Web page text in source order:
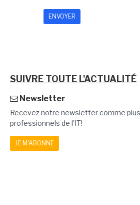
SUIVRE TOUTE L'ACTUALITÉ
Newsletter
Recevez notre newsletter comme
professionnels de l'IT!
JE M'ABONNE